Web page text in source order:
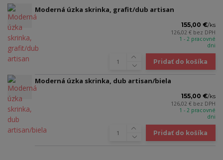
Moderná úzka skrinka, grafit/dub artisan
155,00 €/ks
126,02 € bez DPH
1 - 2 pracovné
dni
Pridať do košíka
Moderná úzka skrinka, dub artisan/biela
155,00 €/ks
126,02 € bez DPH
1 - 2 pracovné
dni
Pridať do košíka